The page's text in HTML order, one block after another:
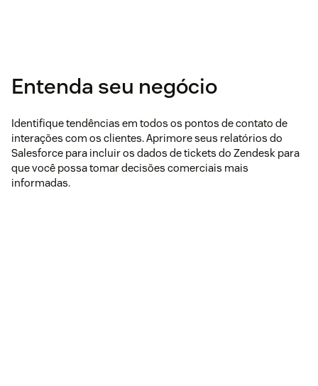
Entenda seu negócio
Identifique tendências em todos os pontos de contato de
interações com os clientes. Aprimore seus relatórios do
Salesforce para incluir os dados de tickets do Zendesk para
que você possa tomar decisões comerciais mais
informadas.